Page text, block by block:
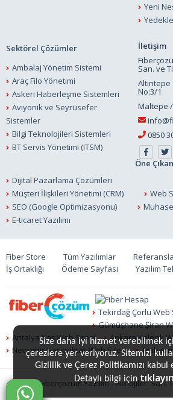
Yeni
Sektörel Çözümler
Ambalaj Yönetim Sistemi
Araç Filo Yönetimi
Askeri Haberleşme Sistemleri
Aviyonik ve Seyrüsefer
Sistemler
Bilgi Teknolojileri Sistemleri
BT Servis Yönetimi (ITSM)
İletişim
San. ve
No:3/1
Maltepe /
0850
Öne
Dijital Pazarlama Çözümleri
Müşteri İlişkileri Yönetimi (CRM)
Web
SEO (Google Optimizasyonu)
E-ticaret Yazılımı
Fiber Store Tüm Yazılımlar
İş Ortaklığı
Ödeme Sayfası Yazılım
Tekirdağ Çorlu Web
Gümüşhane Şiran
Antalya Kaş Web Sitesi
Ankara Kalecik
Nevşehir Hacıbektaş Web Sitesi
© 2020 Fiberçözüm Yazılım Teknojileri San.
saklıdır.
Size daha iyi hizmet verebilmek
çerezlere yer veriyoruz. Sitemizi
Gizlilik ve Çerez Politikamızı kabul
Detaylı bilgi için